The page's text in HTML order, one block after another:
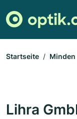
Startseite Minden
Lihra